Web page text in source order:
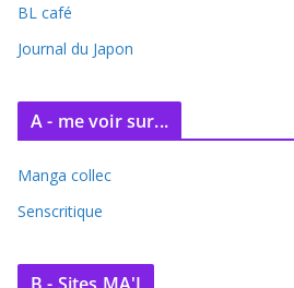
v
e
BL café
Journal du Japon
A - me voir sur...
Manga collec
Senscritique